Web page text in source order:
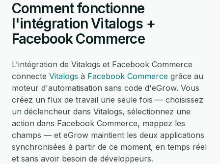
Comment fonctionne
l'intégration Vitalogs +
Facebook Commerce
L'intégration de Vitalogs et Facebook Commerce
connecte Vitalogs à Facebook Commerce grâce au
moteur d'automatisation sans code d'eGrow. Vous
créez un flux de travail une seule fois — choisissez
un déclencheur dans Vitalogs, sélectionnez une
action dans Facebook Commerce, mappez les
champs — et eGrow maintient les deux applications
synchronisées à partir de ce moment, en temps réel
et sans avoir besoin de développeurs.